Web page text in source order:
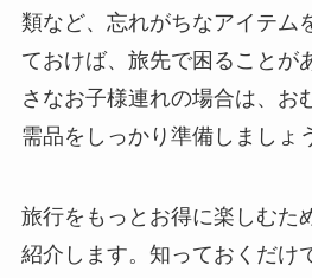
類など、忘れがちなアイテム
ておけば、旅先で困ることが
さなお子様連れの場合は、お
需品をしっかり準備しましょ
旅行をもっとお得に楽しむた
紹介します。知っておくだけ